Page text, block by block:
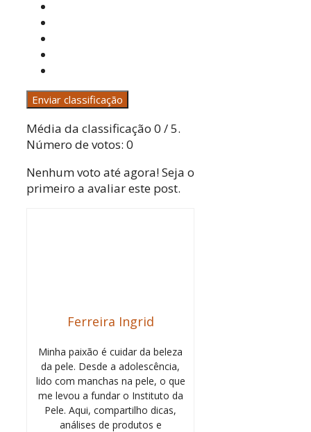
Enviar classificação
Média da classificação 0 / 5.
Número de votos: 0
Nenhum voto até agora! Seja o
primeiro a avaliar este post.
Ferreira Ingrid
Minha paixão é cuidar da beleza
da pele. Desde a adolescência,
lido com manchas na pele, o que
me levou a fundar o Instituto da
Pele. Aqui, compartilho dicas,
análises de produtos e